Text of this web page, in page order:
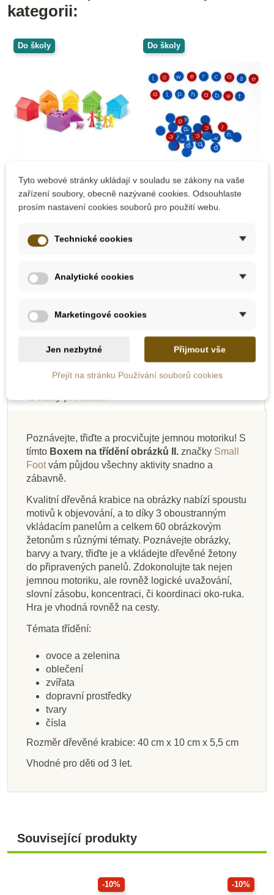
kategorii:
Do školy
Skladem
Learning Resources
Třídící domečky
Přidat do košíku
Do školy
Skladem
Learning Resources
Žetony malá
Skladem
Malý záchranář
356 Kč395 Kč
Přidat do košíku
Skladem
roční období
553 Kč614 Kč
Přidat do košíku
Skladem
Toys for life -
Počítání od 1 do 10
614 Kč
Přidat do košíku
Doporučené
Do školy
Skladem
Zrcadlo mých pocitů
349 Kč388 Kč
Přidat do košíku
Skladem
Toys for life - Najdi
dvojice
842 Kč936 Kč
Přidat do košíku
Do školy
Skladem u
dodavatele
následek
1 557 Kč1 730 Kč
Přidat do košíku
Skladem
PlanToys Píšťalka -
delfín
149 Kč
Přidat do košíku
Skladem
vyprávění příběhů
311 Kč346 Kč
Přidat do košíku
Popis
Poznávejte, třiďte a procvičujte jemnou motoriku! S
tímto Boxem na třídění obrázků II. značky Small
Footvám půjdou všechny aktivity snadno a
zábavně.
Kvalitní dřevěná krabice na obrázky nabízí spoustu
motivů k objevování, a to díky 3 oboustranným
vkládacím panelům a celkem 60 obrázkovým
žetonům s různými tématy. Poznávejte obrázky,
barvy a tvary, třiďte je a vkládejte dřevěné žetony
do připravených panelů. Zdokonolujte tak nejen
jemnou motoriku, ale rovněž logické uvažování,
slovní zásobu, koncentraci, či koordinaci oko-ruka.
Hra je vhodná rovněž na cesty.
Témata třídění:
ovoce a zelenina
oblečení
zvířata
dopravní prostředky
tvary
čísla
Rozměr dřevěné krabice: 40 cm x 10 cm x 5,5 cm
Vhodné pro děti od 3 let.
Související produkty
-10% -10%
Tyto webové stránky ukládají v souladu se zákony na vaše
zařízení soubory, obecně nazývané cookies. Odsouhlaste
prosím nastavení cookies souborů pro použití webu.
Technické cookies
Analytické cookies
Marketingové cookies
Jen nezbytné Přijmout vše
Přejít na stránku Používání souborů cookies